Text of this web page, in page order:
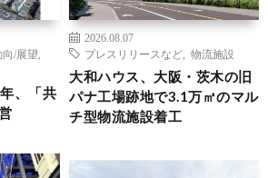
向/展望
、「共
2026.08.07
プレスリリースなど
物流施設
大和ハウス、大阪・茨木の旧
パナ工場跡地で3.1万㎡のマル
チ型物流施設着工